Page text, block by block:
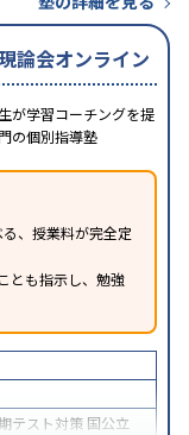
論会オンライン
が学習コーチングを提
の個別指導塾
、授業料が完全定
とも指示し、勉強
テスト対策 国公立